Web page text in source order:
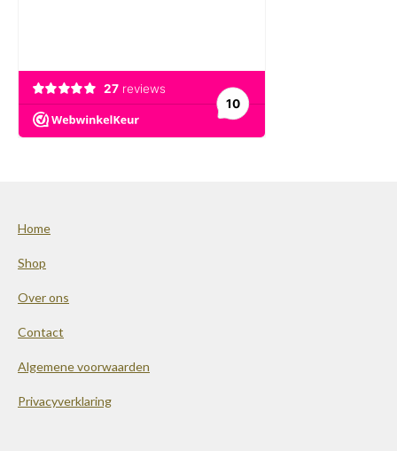
Home
Shop
Over ons
Contact
Algemene voorwaarden
Privacyverklaring